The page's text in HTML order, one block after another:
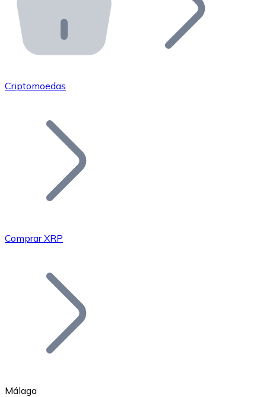
API Bitnovo
Integre nossa API no seu ecossistema.
Junte-se à nossa rede de revendedores e comercialize
Adicione o token do seu projeto ao nosso serviço de
Bitcoin
Criptomoedas
Comprar XRP
Málaga